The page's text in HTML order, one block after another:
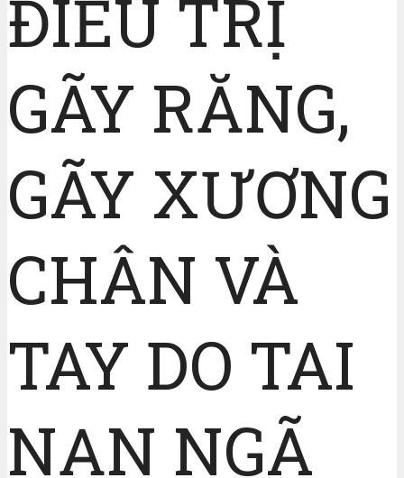
ĐIỀU TRỊ
GÃY RĂNG,
GÃY XƯƠNG
CHÂN VÀ
TAY DO TAI
NẠN NGÃ